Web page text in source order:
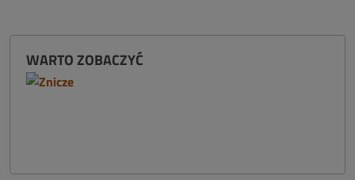
WARTO ZOBACZYĆ